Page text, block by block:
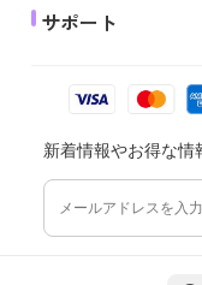
サポート
新着情報やお得な